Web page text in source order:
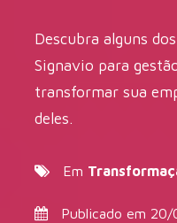
Descubra alguns
Signavio para
transformar sua
deles.
Em
Publicado em 20/